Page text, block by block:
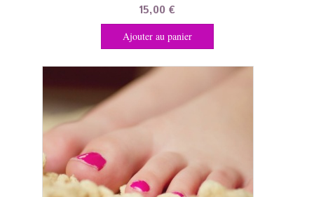
15,00 €
Ajouter au panier